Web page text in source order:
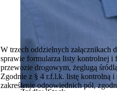
W trzech oddzielnych
sprawie formularza listy kontrolnej
przewozie drogowym, żeglugą
Zgodnie z § 4 r.f.l.k. listę kontrolną i
zakreślenie odpowiednich pól,